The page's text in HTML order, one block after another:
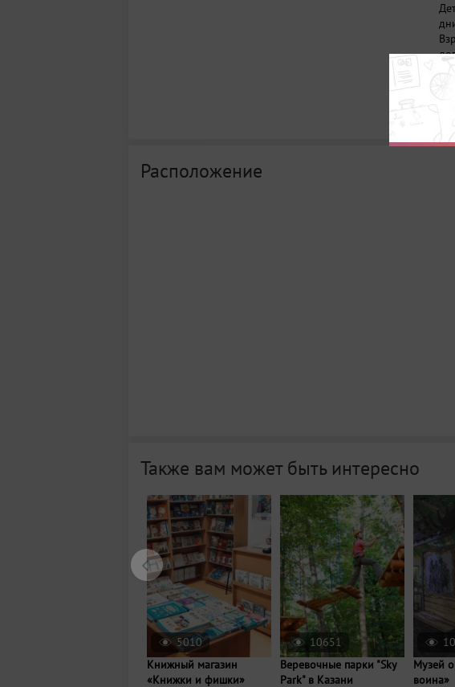
в
Расположение
Также вам может быть интересно
5010
Книжный магазин
«Книжки и фишки»
10651
Веревочные парки "Sky
Park" в Казани
Музей
воина»